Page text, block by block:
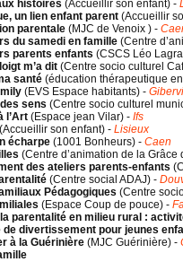
histoires (Accueillir son enfant) -
un lien enfant parent (Accueillir
parentale (MJC de Venoix ) -
du samedi en famille (Centre
parents enfants (CSCS Léo
m’a dit (Centre socio culturel
santé (éducation thérapeutique
(EVS Espace habitants) -
sens (Centre socio culturel
l’Art (Espace jean Vilar) - Ifs
(Accueillir son enfant) - Lisieux
écharpe (1001 Bonheurs) - Caen
(Centre d’animation de la Grâce
des ateliers parents-enfants (
(Centre social ADAJ) -
Pédagogiques (Centre
(Espace Coup de pouce) -
parentalité en milieu rural :
de divertissement pour jeunes
à la Guérinière (MJC Guérinière) -